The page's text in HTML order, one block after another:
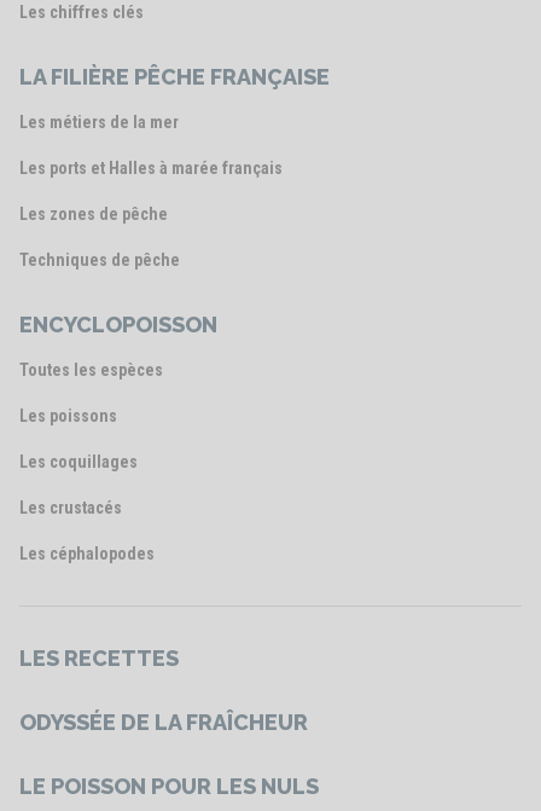
Les chiffres clés
LA FILIÈRE PÊCHE FRANÇAISE
Les métiers de la mer
Les ports et Halles à marée français
Les zones de pêche
Techniques de pêche
ENCYCLOPOISSON
Toutes les espèces
Les poissons
Les coquillages
Les crustacés
Les céphalopodes
LES RECETTES
ODYSSÉE DE LA FRAÎCHEUR
LE POISSON POUR LES NULS